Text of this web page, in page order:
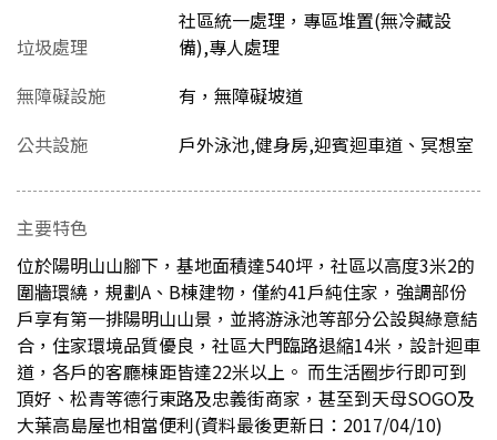
垃圾處理
社區統一處理，專區堆置(無冷藏設
備),專人處理
無障礙設施
有，無障礙坡道
公共設施
戶外泳池,健身房,迎賓迴車道、冥想室
主要特色
位於陽明山山腳下，基地面積達540坪，社區以高度3米2的
圍牆環繞，規劃A、B棟建物，僅約41戶純住家，強調部份
戶享有第一排陽明山山景，並將游泳池等部分公設與綠意結
合，住家環境品質優良，社區大門臨路退縮14米，設計迴車
道，各戶的客廳棟距皆達22米以上。 而生活圈步行即可到
頂好、松青等德行東路及忠義街商家，甚至到天母SOGO及
大葉高島屋也相當便利(資料最後更新日：2017/04/10)